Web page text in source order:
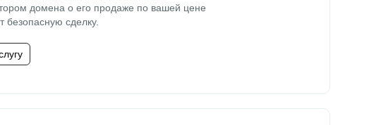
домена о его продаже по вашей цене
безопасную сделку.